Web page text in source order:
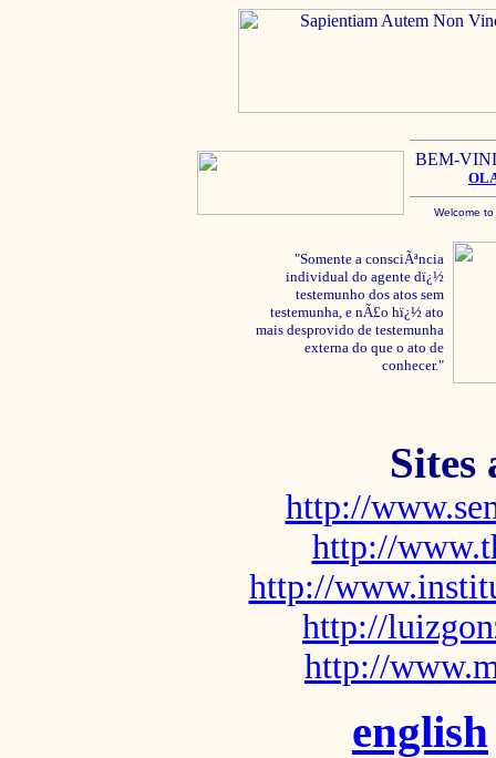
BEM-
Welcome
"Somente a consciÃªncia
individual do agente dï¿½
testemunho dos atos sem
testemunha, e nÃ£o hï¿½ ato
mais desprovido de testemunha
externa do que o ato de
conhecer."
Sites
http://
http://
http://
http://
http://
english